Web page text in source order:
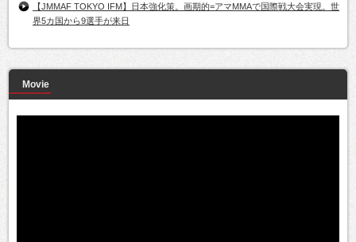
【JMMAF TOKYO IFM】日本強化策。画期的=アマMMAで国際戦大会実現。世
界5カ国から9選手が来日
Movie